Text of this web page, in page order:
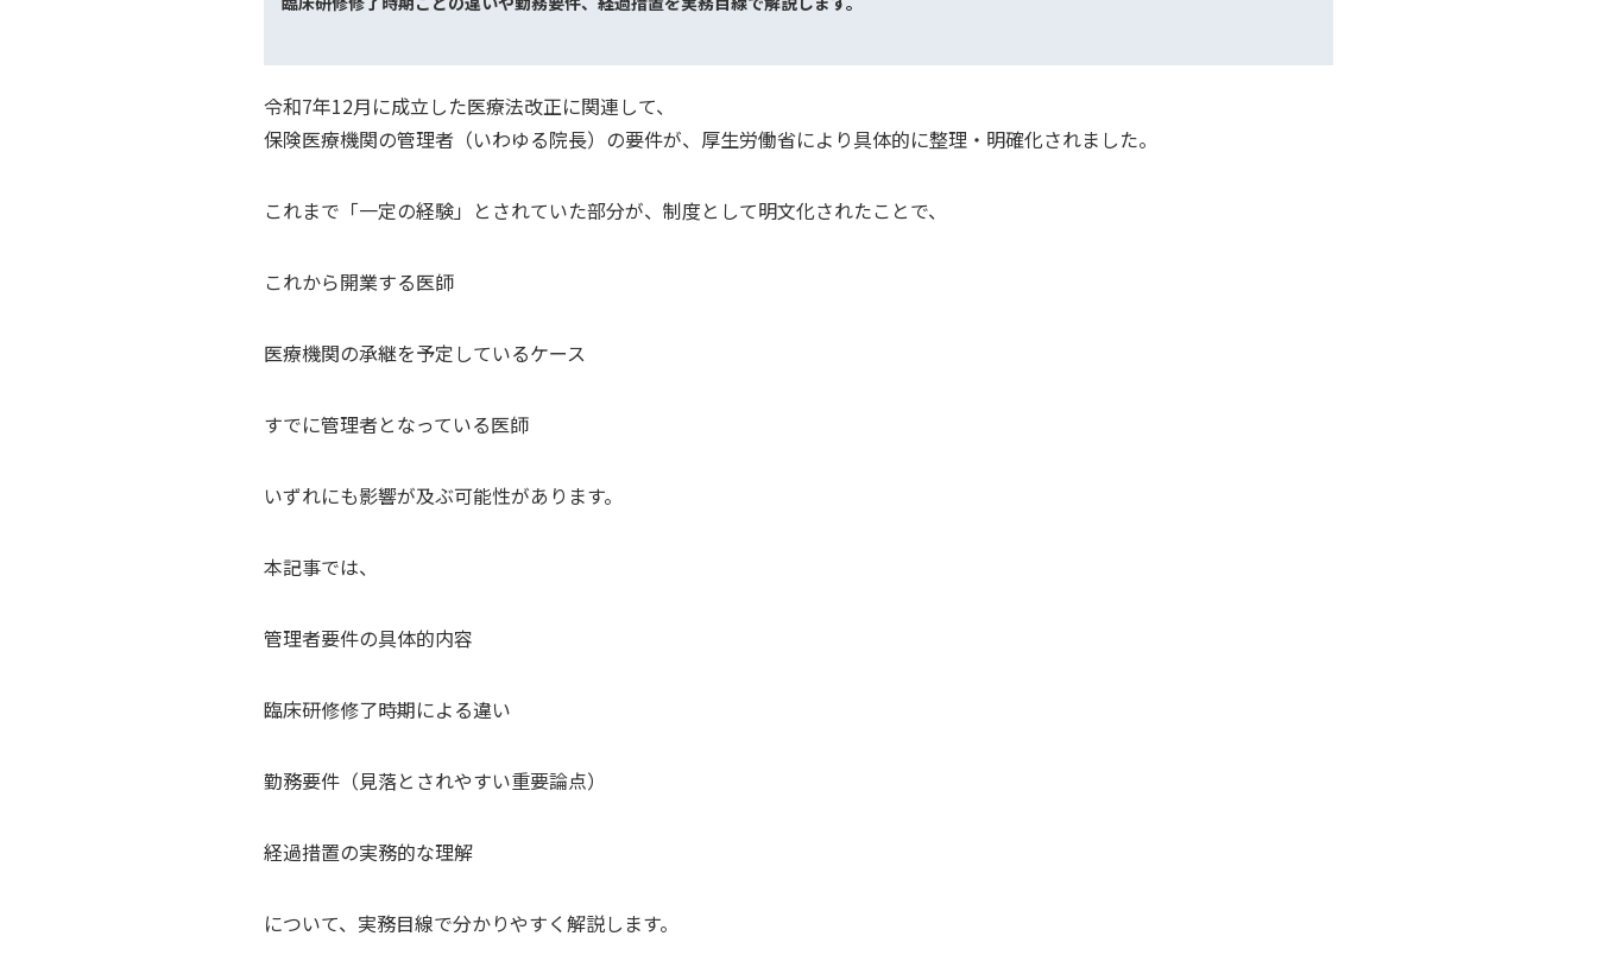
令和7年12月に成立した医療法改正に関連して、
保険医療機関の管理者（いわゆる院長）の要件が、厚生労働省により具体的に整理・明確化されました。
これまで「一定の経験」とされていた部分が、制度として明文化されたことで、
これから開業する医師
医療機関の承継を予定しているケース
すでに管理者となっている医師
いずれにも影響が及ぶ可能性があります。
本記事では、
管理者要件の具体的内容
臨床研修修了時期による違い
勤務要件（見落とされやすい重要論点）
経過措置の実務的な理解
について、実務目線で分かりやすく解説します。